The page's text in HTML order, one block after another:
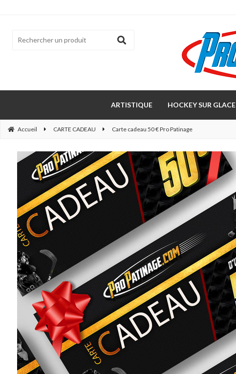
ARTISTIQUE HOCKEY SUR GLACE
Accueil CARTE CADEAU Carte cadeau 50 € Pro Patinage